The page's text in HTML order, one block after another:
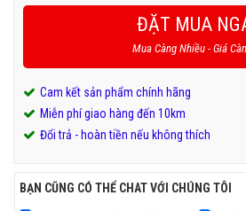
ĐẶT MUA
Mua Càng Nhiều - Giá
Cam kết sản phẩm chính hãng
Miễn phí giao hàng đến 10km
Đổi trả - hoàn tiền nếu không thích
BẠN CŨNG CÓ THỂ CHAT VỚI CHÚNG TÔI